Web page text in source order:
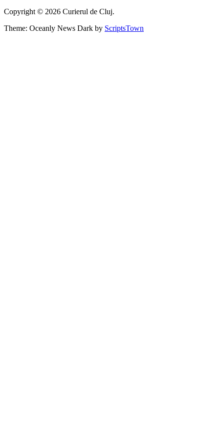
Copyright © 2026 Curierul de Cluj.
Theme: Oceanly News Dark by ScriptsTown